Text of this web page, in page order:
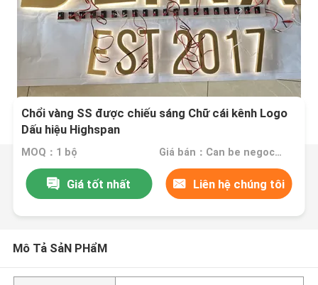
Chổi vàng SS được chiếu sáng Chữ cái kênh Logo
Dấu hiệu Highspan
MOQ：1 bộ Giá bán：Can be negociated
Giá tốt nhất Liên hệ chúng tôi
Mô Tả SảN PHẩM